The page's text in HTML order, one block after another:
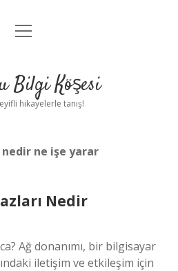
Anasayfa
Uyarı
menüyü
Bilgi Köşesi
hikayelerle tanış!
nedir ne işe yarar
Nedir
Ağ donanımı, bir bilgisayar
iletişim ve etkileşim için